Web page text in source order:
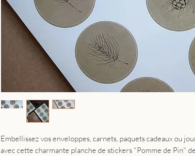
Embellissez vos enveloppes, carnets, paquets cadeaux ou
avec cette charmante planche de stickers "Pomme de Pin" de